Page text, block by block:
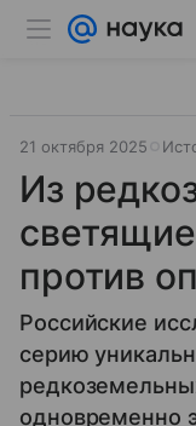
21 октября 2025
Из
против
Российские
серию
одновременно